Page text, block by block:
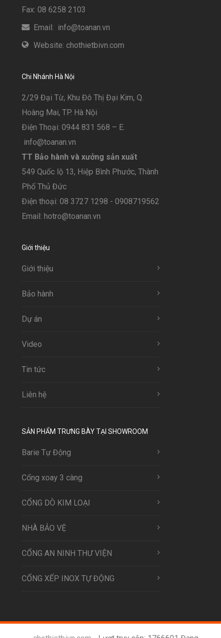
Fax: 08 6258 2103
Email: info@toanan.vn
Website: chothietbivn.com
Chi Nhánh Hà Nội
2/29 Đại Từ, Khu Đô Thị Đại Kim, Q.
Hoàng Mai, TP. Hà Nội
Điện Thoại: 0944 831 568 – E.
info@toanan.vn
TT Bảo hành và xưởng sản xuất
549 Quốc lộ 13, Hiệp Bình Phước, Thành
Phố Thủ Đức
Điện thoại: 08 3727 1298 - 0908719562
Email: hotro@toanan.vn
Giới thiệu
Giới thiệu
Bảo hành
Dự án
Video
Tin tức
Liên hệ
SẢN PHẨM TRƯNG BÀY TẠI SHOWROOM
Barie Tự Động
Cổng xoay 3 càng
CỔNG DÒ KIM LOẠI
NHÀ BẢO VỆ
CỔNG AN NINH THƯ VIỆN
CỔNG XẾP INOX TỰ ĐỘNG